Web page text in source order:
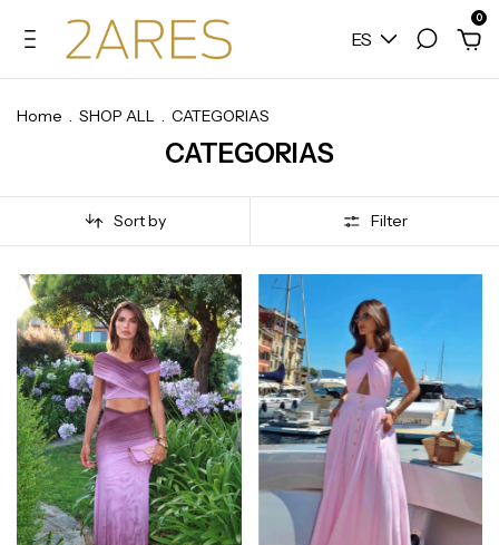
ES
0
Home . SHOP ALL . CATEGORIAS
CATEGORIAS
Sort by Filter